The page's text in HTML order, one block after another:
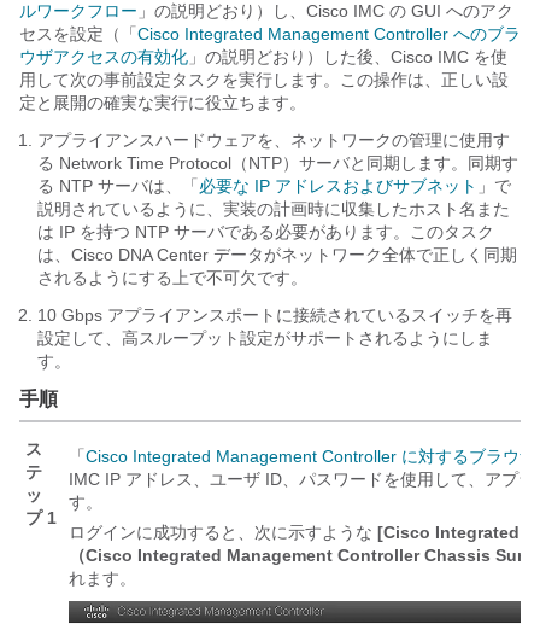
ルワークフロー 」の説明どおり）し、Cisco IMC の GUI へのアク
セスを設定（「 Cisco Integrated Management Controller へのブラ
ウザアクセスの有効化 」の説明どおり）した後、Cisco IMC を使
用して次の事前設定タスクを実行します。この操作は、正しい設
定と展開の確実な実行に役立ちます。
アプライアンスハードウェアを、ネットワークの管理に使用す
る Network Time Protocol（NTP）サーバと同期します。同期す
る NTP サーバは、「 必要な IP アドレスおよびサブネット 」で
説明されているように、実装の計画時に収集したホスト名また
は IP を持つ NTP サーバである必要があります。このタスク
は、 Cisco DNA Center データがネットワーク全体で正しく同期
されるようにする上で不可欠です。
10 Gbps アプライアンスポートに接続されているスイッチを再
設定して、高スループット設定がサポートされるようにしま
す。
手順
ス
テ
ッ
プ 1
「 Cisco Integrated Management Controller に対するブラウ
IMC IP アドレス、ユーザ ID、パスワードを使用して、アプ
す。
ログインに成功すると、次に示すような [Cisco Integrated
（Cisco Integrated Management Controller Chassis
れます。